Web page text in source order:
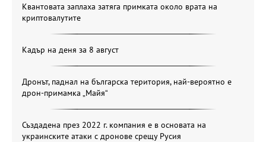
Квантовата заплаха затяга примката около врата на
криптовалутите
Кадър на деня за 8 август
Дронът, паднал на българска територия, най-вероятно е
дрон-примамка „Майя“
Създадена през 2022 г. компания е в основата на
украинските атаки с дронове срещу Русия